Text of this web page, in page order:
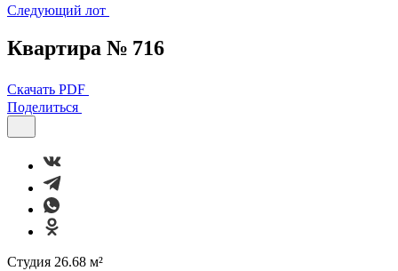
Следующий лот
Квартира № 716
Скачать PDF
Поделиться
Студия 26.68 м²